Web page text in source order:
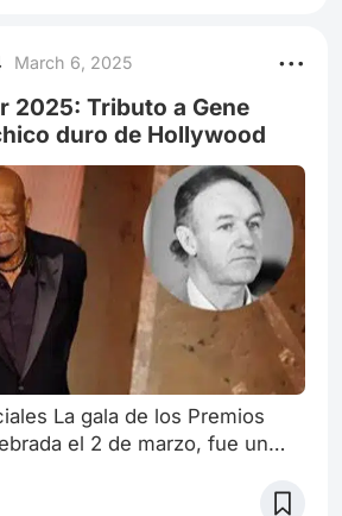
March 6, 2025
2025: Tributo a Gene
duro de Hollywood
La gala de los Premios
el 2 de marzo, fue un
esta gala podemos rescatar lo